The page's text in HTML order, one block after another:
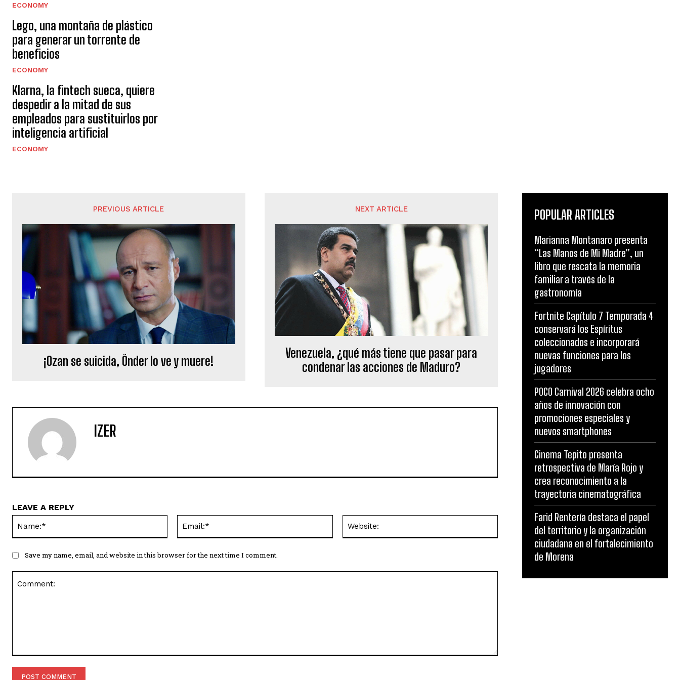
ECONOMY
Lego, una montaña de plástico
para generar un torrente de
beneficios
ECONOMY
Klarna, la fintech sueca, quiere
despedir a la mitad de sus
empleados para sustituirlos por
inteligencia artificial
ECONOMY
PREVIOUS ARTICLE
¡Ozan se suicida, Önder lo ve y muere!
NEXT ARTICLE
Venezuela, ¿qué más tiene que pasar para
condenar las acciones de Maduro?
IZER
LEAVE A REPLY
Save my name, email, and website in this browser for the next time I comment.
POPULAR ARTICLES
Marianna Montanaro presenta
“Las Manos de Mi Madre”, un
libro que rescata la memoria
familiar a través de la
gastronomía
Fortnite Capítulo 7 Temporada 4
conservará los Espíritus
coleccionados e incorporará
nuevas funciones para los
jugadores
POCO Carnival 2026 celebra ocho
años de innovación con
promociones especiales y
nuevos smartphones
Cinema Tepito presenta
retrospectiva de María Rojo y
crea reconocimiento a la
trayectoria cinematográfica
Farid Rentería destaca el papel
del territorio y la organización
ciudadana en el fortalecimiento
de Morena